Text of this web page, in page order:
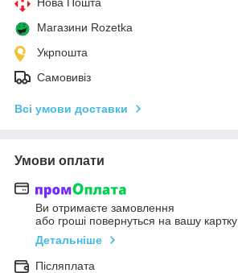
Нова Пошта
Магазини Rozetka
Укрпошта
Самовивіз
Всі умови доставки
Умови оплати
Ви отримаєте замовлення
або гроші повернуться на вашу картку
Детальніше
Післяплата